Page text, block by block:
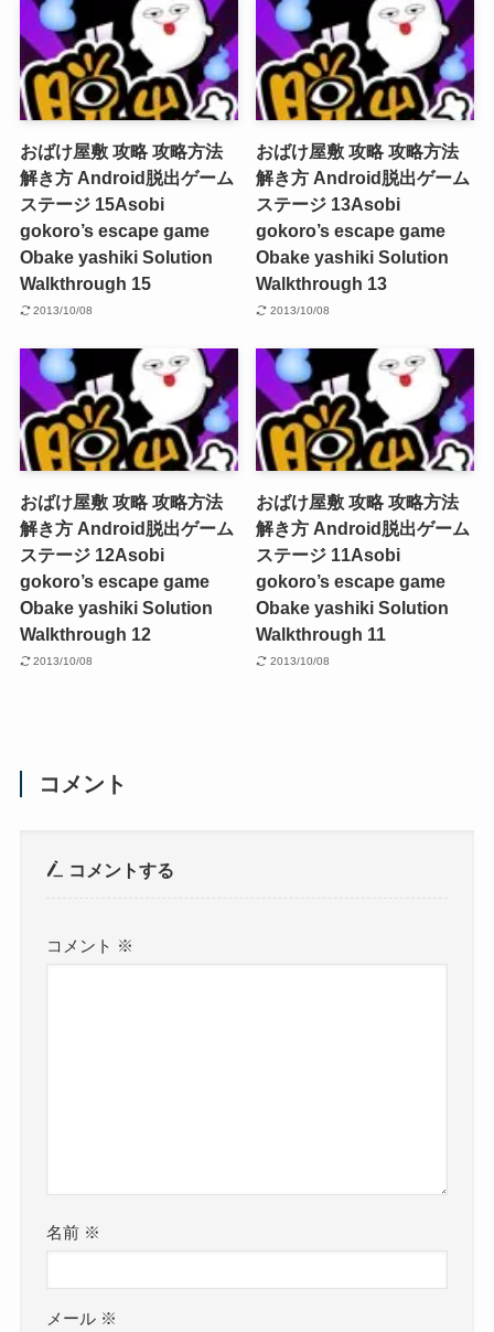
おばけ屋敷 攻略 攻略方法
解き方 Android脱出ゲーム
ステージ 15Asobi
gokoro’s escape game
Obake yashiki Solution
Walkthrough 15
2013/10/08
おばけ屋敷 攻略 攻略方法
解き方 Android脱出ゲーム
ステージ 13Asobi
gokoro’s escape game
Obake yashiki Solution
Walkthrough 13
2013/10/08
おばけ屋敷 攻略 攻略方法
解き方 Android脱出ゲーム
ステージ 12Asobi
gokoro’s escape game
Obake yashiki Solution
Walkthrough 12
2013/10/08
おばけ屋敷 攻略 攻略方法
解き方 Android脱出ゲーム
ステージ 11Asobi
gokoro’s escape game
Obake yashiki Solution
Walkthrough 11
2013/10/08
コメント
コメントする
コメント ※
名前 ※
メール ※